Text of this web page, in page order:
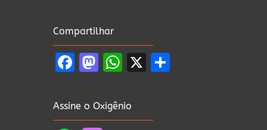
Compartilhar
Facebook
Mastodon
WhatsApp
X
Assine o Oxigênio